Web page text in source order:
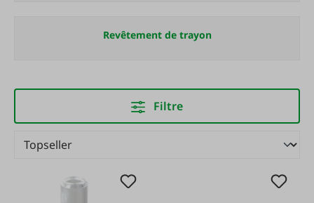
Revêtement de trayon
Filtre